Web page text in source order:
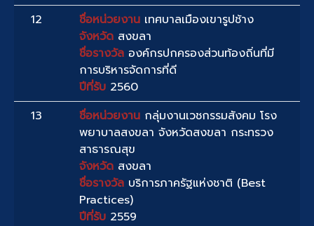
12
ชื่อหน่วยงาน เทศบาลเมืองเขารูปช้าง
จังหวัด สงขลา
ชื่อรางวัล องค์กรปกครองส่วนท้องถิ่นที่มี
การบริหารจัดการที่ดี
ปีที่รับ 2560
13
ชื่อหน่วยงาน กลุ่มงานเวชกรรมสังคม โรง
พยาบาลสงขลา จังหวัดสงขลา กระทรวง
สาธารณสุข
จังหวัด สงขลา
ชื่อรางวัล บริการภาครัฐแห่งชาติ (Best
Practices)
ปีที่รับ 2559